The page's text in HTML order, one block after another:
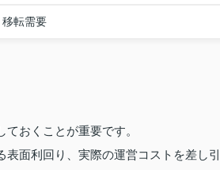
転需要
おくことが重要です。
面利回り、実際の運営コストを差し引